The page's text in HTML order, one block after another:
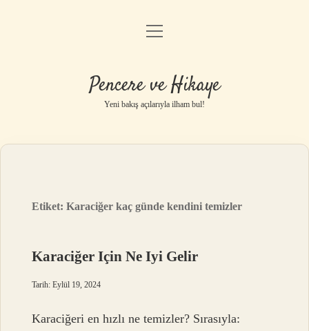
Anasayfa
Yasal Uyarı
menüyü
Pencere ve Hikaye
Yeni bakış açılarıyla ilham bul!
Etiket:Karaciğer kaç günde kendini temizler
Karaciğer Için Ne Iyi Gelir
Tarih: Eylül 19, 2024
Karaciğeri en hızlı ne temizler? Sırasıyla: